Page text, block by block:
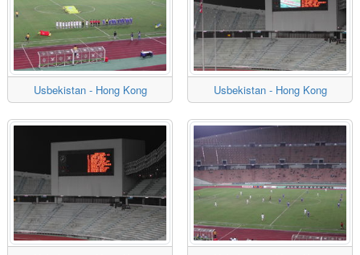
Usbekistan - Hong Kong Usbekistan - Hong Kong